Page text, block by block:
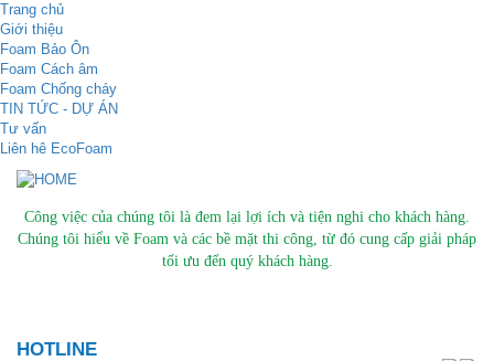
Trang chủ
Giới thiệu
Foam Bảo Ôn
Foam Cách âm
Foam Chống cháy
TIN TỨC - DỰ ÁN
Tư vấn
Liên hê EcoFoam
Công việc của chúng tôi là đem lại lợi ích và tiện nghi cho khách hàng.
Chúng tôi hiểu về Foam và các bề mặt thi công, từ đó cung cấp giải pháp
tối ưu đến quý khách hàng.
HOTLINE